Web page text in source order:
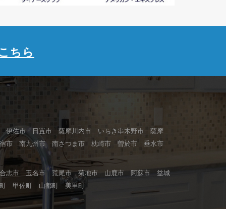
ちら
佐市 日置市 薩摩川内市 いちき串木野市 薩摩
市 南九州市 南さつま市 枕崎市 曽於市 垂水市
志市 玉名市 荒尾市 菊地市 山鹿市 阿蘇市 益城
甲佐町 山都町 美里町